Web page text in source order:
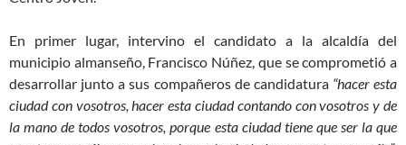
En primer lugar, intervino el candidato a la alcaldía del
municipio almanseño, Francisco Núñez, que se comprometió a
desarrollar junto a sus compañeros de candidatura “hacer esta
ciudad con vosotros, hacer esta ciudad contando con vosotros y de
la mano de todos vosotros, porque esta ciudad tiene que ser la que